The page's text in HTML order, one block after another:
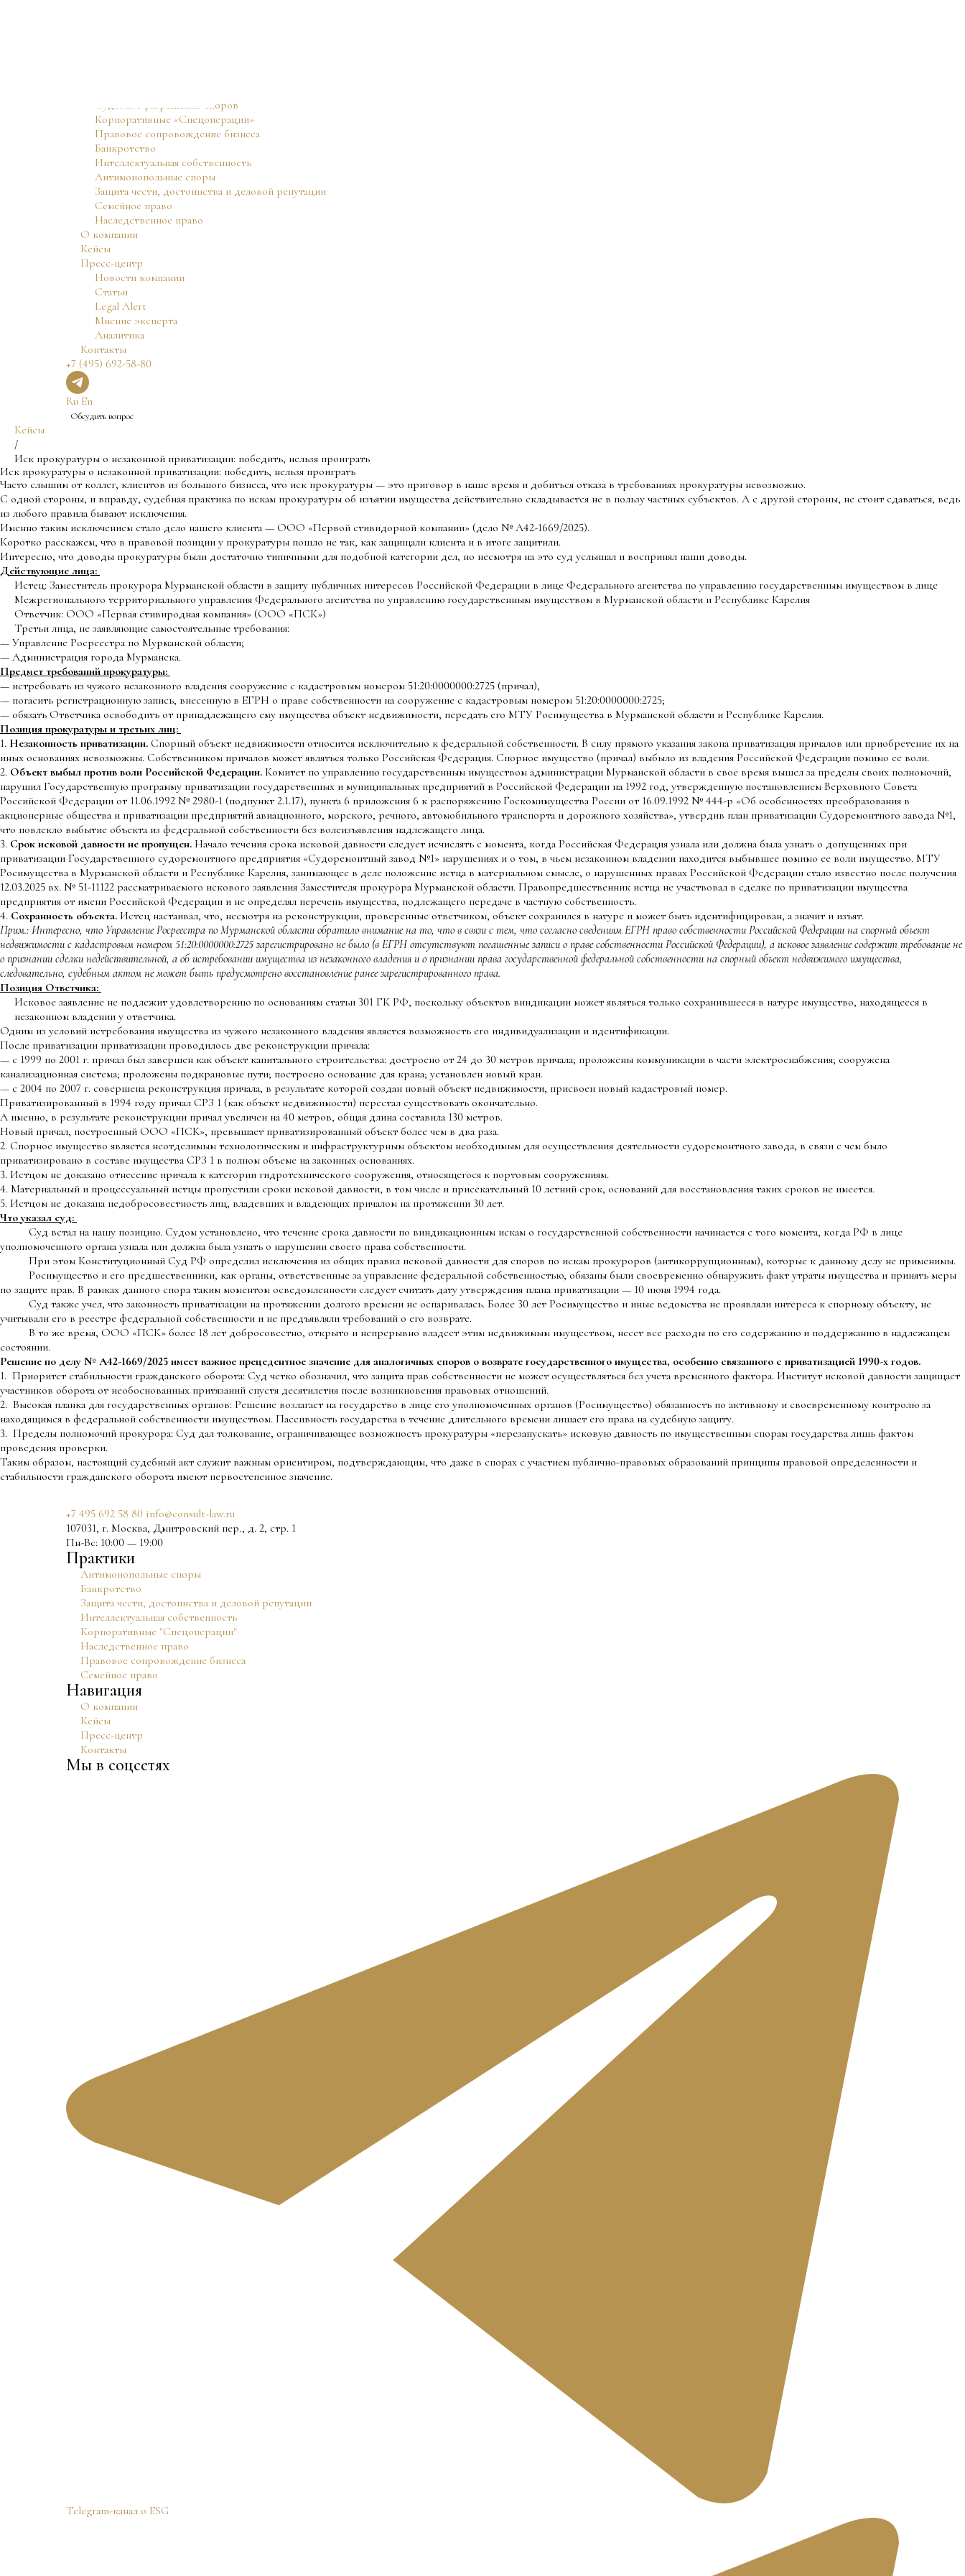
Судебное разрешение споров
Корпоративные «Спецоперации»
Правовое сопровождение бизнеса
Банкротство
Интеллектуальная собственность
Антимонопольные споры
Защита чести, достоинства и деловой репутации
Семейное право
Наследственное право
О компании
Кейсы
Пресс-центр
Новости компании
Статьи
Legal Alert
Мнение эксперта
Аналитика
Контакты
+7 (495) 692-58-80
Ru En
Обсудить вопрос
Кейсы
/
Иск прокуратуры о незаконной приватизации: победить, нельзя проиграть
Иск прокуратуры о незаконной приватизации: победить, нельзя проиграть
Часто слышим от коллег, клиентов из большого бизнеса, что иск прокуратуры — это приговор в наше время и добиться отказа в требованиях прокуратуры невозможно.
С одной стороны, и вправду, судебная практика по искам прокуратуры об изъятии имущества действительно складывается не в пользу частных субъектов. А с другой стороны, не стоит сдаваться, ведь
из любого правила бывают исключения.
Именно таким исключением стало дело нашего клиента — ООО «Первой стивидорной компании» (дело № А42-1669/2025).
Коротко расскажем, что в правовой позиции у прокуратуры пошло не так, как защищали клиента и в итоге защитили.
Интересно, что доводы прокуратуры были достаточно типичными для подобной категории дел, но несмотря на это суд услышал и воспринял наши доводы.
Действующие лица:
Истец: Заместитель прокурора Мурманской области в защиту публичных интересов Российской Федерации в лице Федерального агентства по управлению государственным имуществом в лице
Межрегионального территориального управления Федерального агентства по управлению государственным имуществом в Мурманской области и Республике Карелия
Ответчик: ООО «Первая стивиродная компания» (ООО «ПСК»)
Третьи лица, не заявляющие самостоятельные требования:
— Управление Росреестра по Мурманской области;
— Администрация города Мурманска.
Предмет требований прокуратуры:
— истребовать из чужого незаконного владения сооружение с кадастровым номером 51:20:0000000:2725 (причал),
— погасить регистрационную запись, внесенную в ЕГРН о праве собственности на сооружение с кадастровым номером 51:20:0000000:2725;
— обязать Ответчика освободить от принадлежащего ему имущества объект недвижимости, передать его МТУ Росимущества в Мурманской области и Республике Карелия.
Позиция прокуратуры и третьих лиц:
1. Незаконность приватизации. Спорный объект недвижимости относится исключительно к федеральной собственности. В силу прямого указания закона приватизация причалов или приобретение их на
иных основаниях невозможны. Собственником причалов может являться только Российская Федерация. Спорное имущество (причал) выбыло из владения Российской Федерации помимо ее воли.
2. Объект выбыл против воли Российской Федерации. Комитет по управлению государственным имуществом администрации Мурманской области в свое время вышел за пределы своих полномочий,
нарушил Государственную программу приватизации государственных и муниципальных предприятий в Российской Федерации на 1992 год, утвержденную постановлением Верховного Совета
Российской Федерации от 11.06.1992 № 2980-1 (подпункт 2.1.17), пункта 6 приложения 6 к распоряжению Госкомимущества России от 16.09.1992 № 444-р «Об особенностях преобразования в
акционерные общества и приватизации предприятий авиационного, морского, речного, автомобильного транспорта и дорожного хозяйства», утвердив план приватизации Судоремонтного завода №1,
что повлекло выбытие объекта из федеральной собственности без волеизъявления надлежащего лица.
3. Срок исковой давности не пропущен. Начало течения срока исковой давности следует исчислять с момента, когда Российская Федерация узнала или должна была узнать о допущенных при
приватизации Государственного судоремонтного предприятия «Судоремонтный завод №1» нарушениях и о том, в чьем незаконном владении находится выбывшее помимо ее воли имущество. МТУ
Росимущества в Мурманской области и Республике Карелия, занимающее в деле положение истца в материальном смысле, о нарушенных правах Российской Федерации стало известно после получения
12.03.2025 вх. № 51-11122 рассматриваемого искового заявления Заместителя прокурора Мурманской области. Правопредшественник истца не участвовал в сделке по приватизации имущества
предприятия от имени Российской Федерации и не определял перечень имущества, подлежащего передаче в частную собственность.
4. Сохранность объекта. Истец настаивал, что, несмотря на реконструкции, проверенные ответчиком, объект сохранился в натуре и может быть идентифицирован, а значит и изъят.
Прим.: Интересно, что Управление Росреестра по Мурманской области обратило внимание на то, что в связи с тем, что согласно сведениям ЕГРН право собственности Российской Федерации на спорный объект
недвижимости с кадастровым номером 51:20:0000000:2725 зарегистрировано не было (в ЕГРН отсутствуют погашенные записи о праве собственности Российской Федерации), а исковое заявление содержит требование не
о признании сделки недействительной, а об истребовании имущества из незаконного владения и о признании права государственной федеральной собственности на спорный объект недвижимого имущества,
следовательно, судебным актом не может быть предусмотрено восстановление ранее зарегистрированного права.
Позиция Ответчика:
Исковое заявление не подлежит удовлетворению по основаниям статьи 301 ГК РФ, поскольку объектов виндикации может являться только сохранившееся в натуре имущество, находящееся в
незаконном владении у ответчика.
Одним из условий истребования имущества из чужого незаконного владения является возможность его индивидуализации и идентификации.
После приватизации приватизации проводилось две реконструкции причала:
— с 1999 по 2001 г. причал был завершен как объект капитального строительства: достроено от 24 до 30 метров причала; проложены коммуникации в части электроснабжения; сооружена
канализационная система; проложены подкрановые пути; построено основание для крана; установлен новый кран.
— с 2004 по 2007 г. совершена реконструкция причала, в результате которой создан новый объект недвижимости, присвоен новый кадастровый номер.
Приватизированный в 1994 году причал СРЗ 1 (как объект недвижимости) перестал существовать окончательно.
А именно, в результате реконструкции причал увеличен на 40 метров, общая длина составила 130 метров.
Новый причал, построенный ООО «ПСК», превышает приватизированный объект более чем в два раза.
2. Спорное имущество является неотделимым технологическим и инфраструктурным объектом необходимым для осуществления деятельности судоремонтного завода, в связи с чем было
приватизировано в составе имущества СРЗ 1 в полном объеме на законных основаниях.
3. Истцом не доказано отнесение причала к категории гидротехнического сооружения, относящегося к портовым сооружениям.
4. Материальный и процессуальный истцы пропустили сроки исковой давности, в том числе и присекательный 10 летний срок, оснований для восстановления таких сроков не имеется.
5. Истцом не доказана недобросовестность лиц, владевших и владеющих причалом на протяжении 30 лет.
Что указал суд:
Суд встал на нашу позицию. Судом установлено, что течение срока давности по виндикационным искам о государственной собственности начинается с того момента, когда РФ в лице
уполномоченного органа узнала или должна была узнать о нарушении своего права собственности.
При этом Конституционный Суд РФ определил исключения из общих правил исковой давности для споров по искам прокуроров (антикоррупционным), которые к данному делу не применимы.
Росимущество и его предшественники, как органы, ответственные за управление федеральной собственностью, обязаны были своевременно обнаружить факт утраты имущества и принять меры
по защите прав. В рамках данного спора таким моментом осведомленности следует считать дату утверждения плана приватизации — 10 июня 1994 года.
Суд также учел, что законность приватизации на протяжении долгого времени не оспаривалась. Более 30 лет Росимущество и иные ведомства не проявляли интереса к спорному объекту, не
учитывали его в реестре федеральной собственности и не предъявляли требований о его возврате.
В то же время, ООО «ПСК» более 18 лет добросовестно, открыто и непрерывно владеет этим недвижимым имуществом, несет все расходы по его содержанию и поддержанию в надлежащем
состоянии.
Решение по делу № А42-1669/2025 имеет важное прецедентное значение для аналогичных споров о возврате государственного имущества, особенно связанного с приватизацией 1990-х годов.
1. Приоритет стабильности гражданского оборота: Суд четко обозначил, что защита прав собственности не может осуществляться без учета временного фактора. Институт исковой давности защищает
участников оборота от необоснованных притязаний спустя десятилетия после возникновения правовых отношений.
2. Высокая планка для государственных органов: Решение возлагает на государство в лице его уполномоченных органов (Росимущество) обязанность по активному и своевременному контролю за
находящимся в федеральной собственности имуществом. Пассивность государства в течение длительного времени лишает его права на судебную защиту.
3. Пределы полномочий прокурора: Суд дал толкование, ограничивающее возможность прокуратуры «перезапускать» исковую давность по имущественным спорам государства лишь фактом
проведения проверки.
Таким образом, настоящий судебный акт служит важным ориентиром, подтверждающим, что даже в спорах с участием публично-правовых образований принципы правовой определенности и
стабильности гражданского оборота имеют первостепенное значение.
+7 495 692 58 80 info@consult-law.ru
107031, г. Москва, Дмитровский пер., д. 2, стр. 1
Пн-Вс: 10:00 — 19:00
Практики
Антимонопольные споры
Банкротство
Защита чести, достоинства и деловой репутации
Интеллектуальная собственность
Корпоративные "Спецоперации"
Наследственное право
Правовое сопровождение бизнеса
Семейное право
Навигация
О компании
Кейсы
Пресс-центр
Контакты
Мы в соцсетях
Telegram-канал о ESG